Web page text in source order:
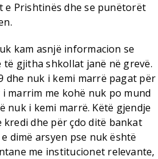
Prishtinës dhe se punëtorët
kam asnjë informacion se
të gjitha shkollat janë në grevë.
dhe nuk i kemi marrë pagat për
marrim me kohë nuk po mund
nuk i kemi marrë. Këtë gjendje
kredi dhe për çdo ditë bankat
dimë arsyen pse nuk është
me institucionet relevante,